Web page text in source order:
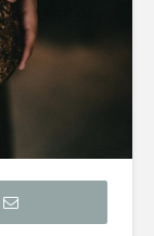
dans les
son